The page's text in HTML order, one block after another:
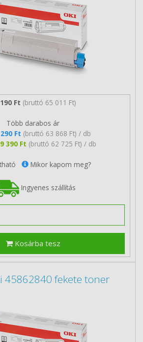
Ft (bruttó 65 011 Ft)
Több darabos ár
Ft (bruttó 63 868 Ft) / db
390 Ft (bruttó 62 725 Ft) / db
Mikor kapom meg?
Ingyenes szállítás
Kosárba tesz
45862840 fekete toner